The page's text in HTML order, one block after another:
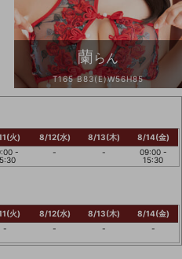
蘭 らん
T165 B83(E)W56H85
火)
-
8/12(水)
-
8/13(木)
-
8/14(金)
09:00 -
15:30
火)
-
8/12(水)
-
8/13(木)
-
8/14(金)
-